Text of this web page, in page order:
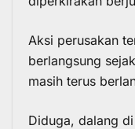
Aksi perusakan
berlangsung
masih terus
Diduga, dalang